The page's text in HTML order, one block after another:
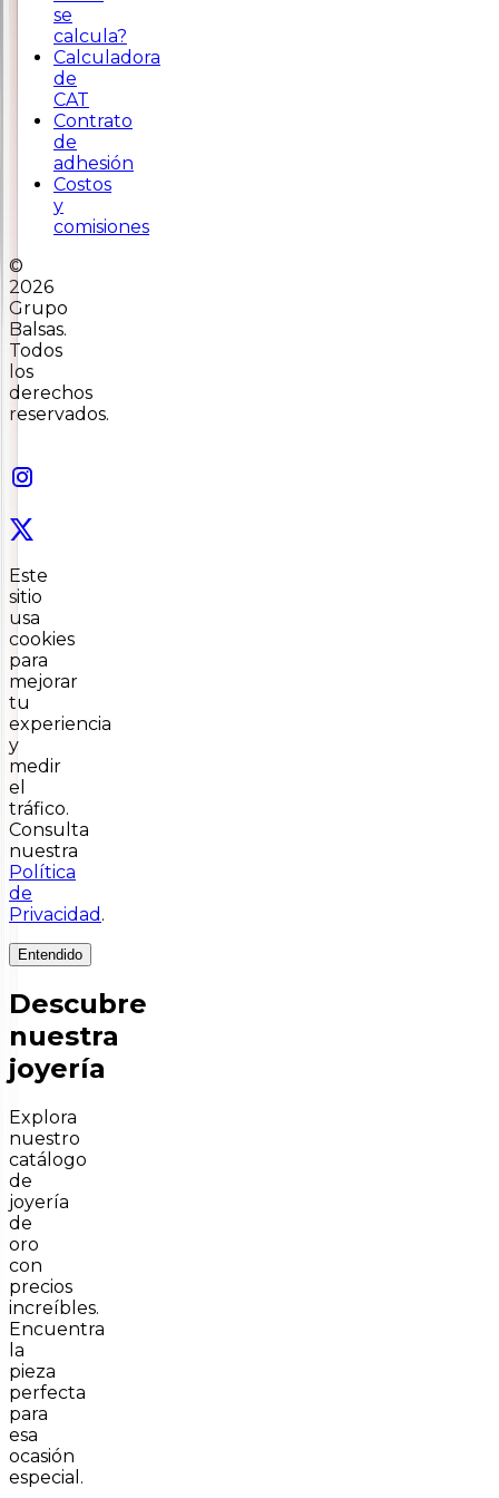
se
calcula?
Calculadora
de
CAT
Contrato
de
adhesión
Costos
y
comisiones
©
2026
Grupo
Balsas.
Todos
los
derechos
reservados.
Este
sitio
usa
cookies
para
mejorar
tu
experiencia
y
medir
el
tráfico.
Consulta
nuestra
Política
de
Privacidad .
Entendido
Descubre
nuestra
joyería
Explora
nuestro
catálogo
de
joyería
de
oro
con
precios
increíbles.
Encuentra
la
pieza
perfecta
para
esa
ocasión
especial.